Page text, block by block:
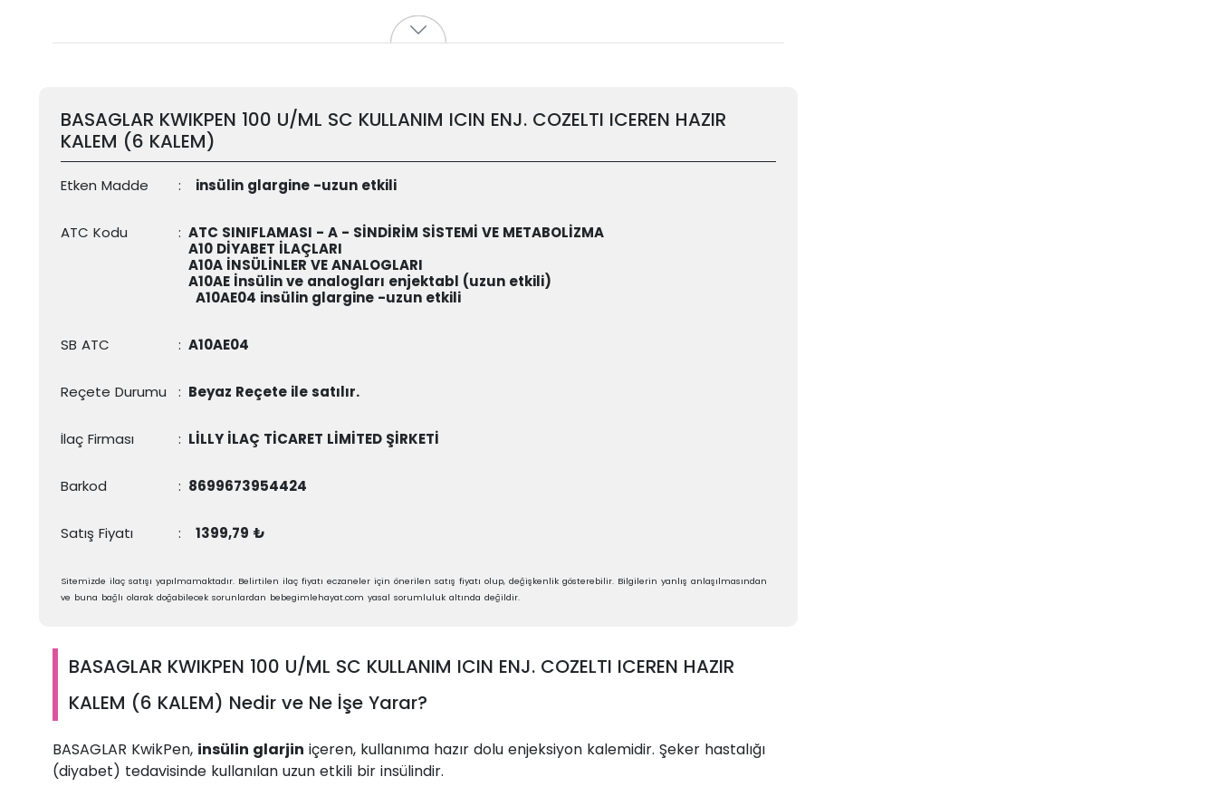
BASAGLAR KWIKPEN 100 U/ML SC KULLANIM ICIN ENJ. COZELTI ICEREN HAZIR
KALEM (6 KALEM)
Etken Madde : insülin glargine -uzun etkili
ATC Kodu : ATC SINIFLAMASI - A - SİNDİRİM SİSTEMİ VE METABOLİZMA
A10 DİYABET İLAÇLARI
A10A İNSÜLİNLER VE ANALOGLARI
A10AE İnsülin ve analogları enjektabl (uzun etkili)
A10AE04 insülin glargine -uzun etkili
SB ATC : A10AE04
Reçete Durumu : Beyaz Reçete ile satılır.
İlaç Firması : LİLLY İLAÇ TİCARET LİMİTED ŞİRKETİ
Barkod : 8699673954424
Satış Fiyatı : 1399,79 ₺
Sitemizde ilaç satışı yapılmamaktadır. Belirtilen ilaç fiyatı eczaneler için önerilen satış fiyatı olup, değişkenlik gösterebilir. Bilgilerin yanlış anlaşılmasından
ve buna bağlı olarak doğabilecek sorunlardan bebegimlehayat.com yasal sorumluluk altında değildir.
BASAGLAR KWIKPEN 100 U/ML SC KULLANIM ICIN ENJ. COZELTI ICEREN HAZIR
KALEM (6 KALEM) Nedir ve Ne İşe Yarar?
BASAGLAR KwikPen, insülin glarjin içeren, kullanıma hazır dolu enjeksiyon kalemidir. Şeker hastalığı
(diyabet) tedavisinde kullanılan uzun etkili bir insülindir.